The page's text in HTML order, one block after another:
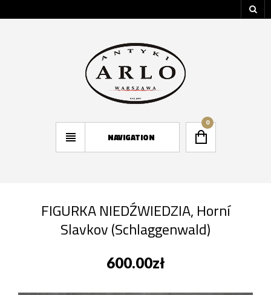
NAVIGATION
0
FIGURKA NIEDŹWIEDZIA, Horní
Slavkov (Schlaggenwald)
600.00zł